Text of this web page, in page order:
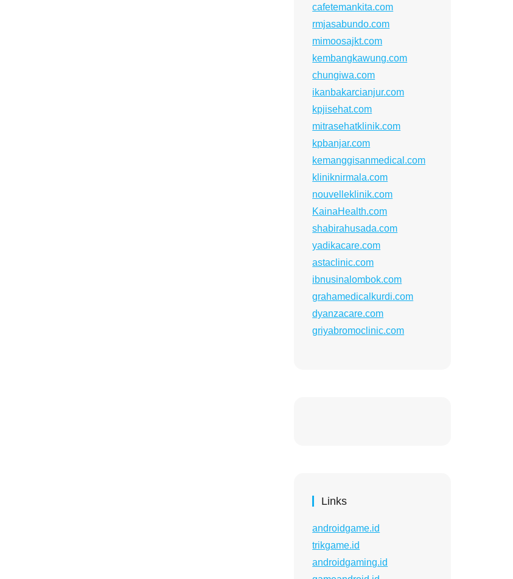
cafetemankita.com
rmjasabundo.com
mimoosajkt.com
kembangkawung.com
chungiwa.com
ikanbakarcianjur.com
kpjisehat.com
mitrasehatklinik.com
kpbanjar.com
kemanggisanmedical.com
kliniknirmala.com
nouvelleklinik.com
KainaHealth.com
shabirahusada.com
yadikacare.com
astaclinic.com
ibnusinalombok.com
grahamedicalkurdi.com
dyanzacare.com
griyabromoclinic.com
Links
androidgame.id
trikgame.id
androidgaming.id